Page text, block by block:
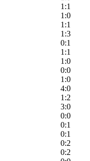
1:1
1:0
1:1
1:3
0:1
1:1
1:0
0:0
1:0
4:0
1:2
3:0
0:0
0:1
0:1
0:2
0:2